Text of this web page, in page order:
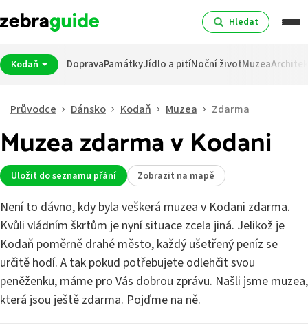
Hledat
Kodaň DopravaPamátkyJídlo a pitíNoční životMuzea
Průvodce Dánsko Kodaň Muzea Zdarma
Muzea zdarma v Kodani
Uložit do seznamu přání Zobrazit na mapě
Není to dávno, kdy byla veškerá muzea v Kodani zdarma.
Kvůli vládním škrtům je nyní situace zcela jiná. Jelikož je
Kodaň poměrně drahé město, každý ušetřený peníz se
určitě hodí. A tak pokud potřebujete odlehčit svou
peněženku, máme pro Vás dobrou zprávu. Našli jsme muzea,
která jsou ještě zdarma. Pojďme na ně.